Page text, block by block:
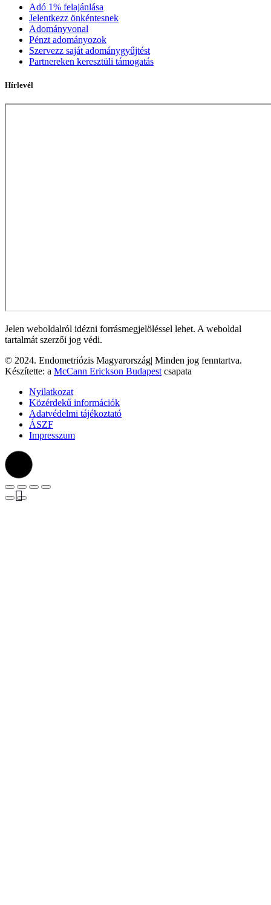
Adó 1% felajánlása
Jelentkezz önkéntesnek
Adományvonal
Pénzt adományozok
Szervezz saját adománygyűjtést
Partnereken keresztüli támogatás
Hírlevél
Jelen weboldalról idézni forrásmegjelöléssel lehet. A weboldal
tartalmát szerzői jog védi.
© 2024. Endometriózis Magyarország| Minden jog fenntartva.
Készítette: a McCann Erickson Budapestcsapata
Nyilatkozat
Közérdekű információk
Adatvédelmi tájékoztató
ÁSZF
Impresszum